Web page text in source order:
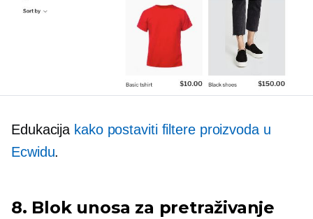
Edukacija kako postaviti filtere proizvoda u
Ecwidu.
8. Blok unosa za pretraživanje